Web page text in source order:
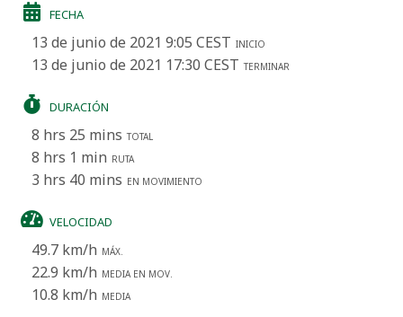
FECHA
13 de junio de 2021 9:05 CEST INICIO
13 de junio de 2021 17:30 CEST TERMINAR
DURACIÓN
8 hrs 25 mins TOTAL
8 hrs 1 min RUTA
3 hrs 40 mins EN MOVIMIENTO
VELOCIDAD
49.7 km/h MÁX.
22.9 km/h MEDIA EN MOV.
10.8 km/h MEDIA